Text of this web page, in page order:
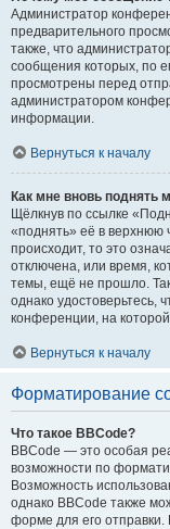
Администратор
предварительного
также, что
сообщения которых, по
просмотрены перед
администратором
информации.
Вернуться к началу
Как мне вновь поднять
Щёлкнув по ссылке
«поднять» её в верхнюю
происходит, то это
отключена, или время,
темы, ещё не прошло.
однако
конференции, на
Вернуться к началу
Форматирование
Что такое BBCode?
BBCode — это особая
возможности по
Возможность
однако BBCode также
форме для его отправки.